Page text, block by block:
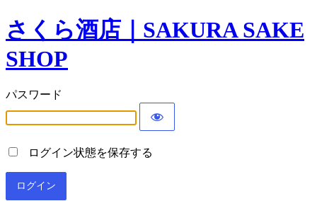
さくら酒店｜SAKURA SAKE
SHOP
パスワード
ログイン状態を保存する